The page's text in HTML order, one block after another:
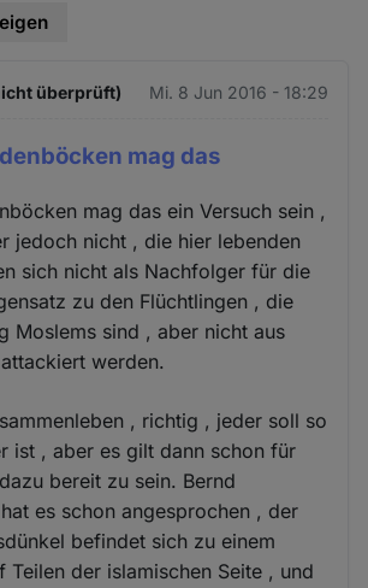
überprüft) Mi. 8 Jun 2016 - 18:29
mag das
mag das ein Versuch sein ,
jedoch nicht , die hier lebenden
sich nicht als Nachfolger für die
zu den Flüchtlingen , die
Moslems sind , aber nicht aus
werden.
, richtig , jeder soll so
ist , aber es gilt dann schon für
bereit zu sein. Bernd
es schon angesprochen , der
befindet sich zu einem
Teilen der islamischen Seite , und